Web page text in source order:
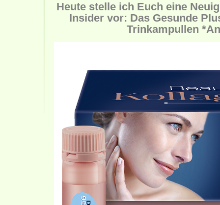
Heute stelle ich Euch eine
Insider vor: Das Gesunde
Trinkampullen